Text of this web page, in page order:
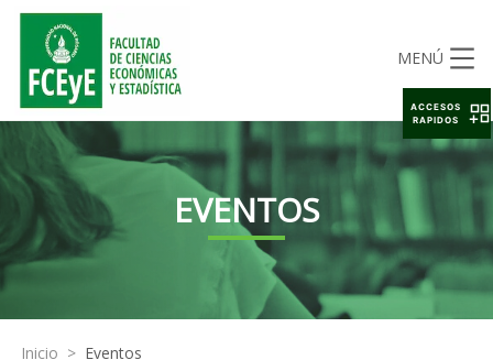
MENÚ
EVENTOS
Inicio > Eventos
ACCESOS
RAPIDOS